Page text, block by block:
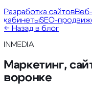
Разработка сайтов
кабинетыSEO-
← Назад в блог
INMEDIA
Маркетинг,
воронке